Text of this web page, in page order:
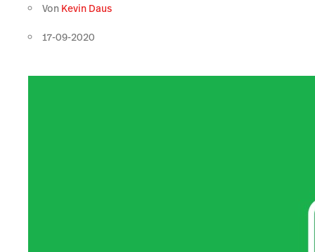
Von Kevin Daus
17-09-2020